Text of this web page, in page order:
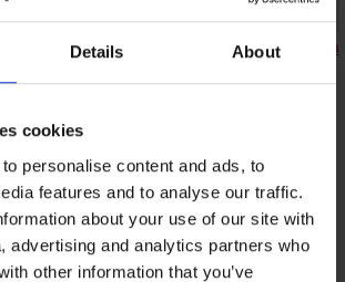
Details About
cookies
personalise content and ads, to
features and to analyse our traffic.
about your use of our site with
advertising and analytics partners who
other information that you’ve
Fili bélelt melltartó,
merevítők nélkül
8 750 Ft
Simplicity T-Shirt Bra
bélelt melltartó
9 090 Ft